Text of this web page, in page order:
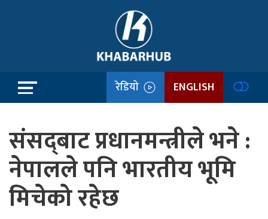
रेडियो ENGLISH
संसद्‍बाट प्रधानमन्त्रीले भने :
नेपालले पनि भारतीय भूमि
मिचेको रहेछ